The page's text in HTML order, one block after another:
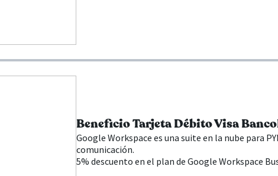
Beneficio Tarjeta Débito Visa
Google Workspace es una suite en la nube para
comunicación.
5% descuento en el plan de Google Workspace